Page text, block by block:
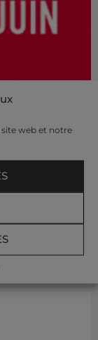
web et notre
aux
juin 2019,